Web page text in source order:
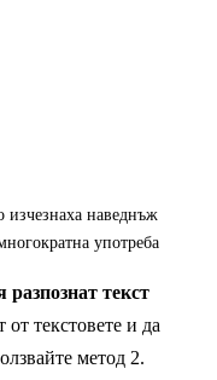
изчезнаха наведнъж
употреба
разпознат текст
текстовете и да
метод 2.